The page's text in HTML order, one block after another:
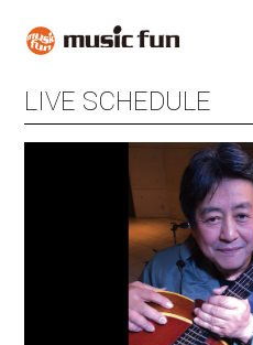
LIVE SCHEDULE
FUN RADIO
MAIL MAGAZINE
LIVE SCHEDULE